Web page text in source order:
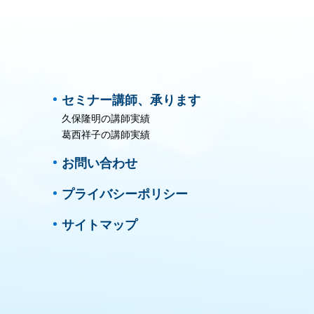
セミナー講師、承ります
久保隆明の講師実績
葛西祥子の講師実績
お問い合わせ
プライバシーポリシー
サイトマップ